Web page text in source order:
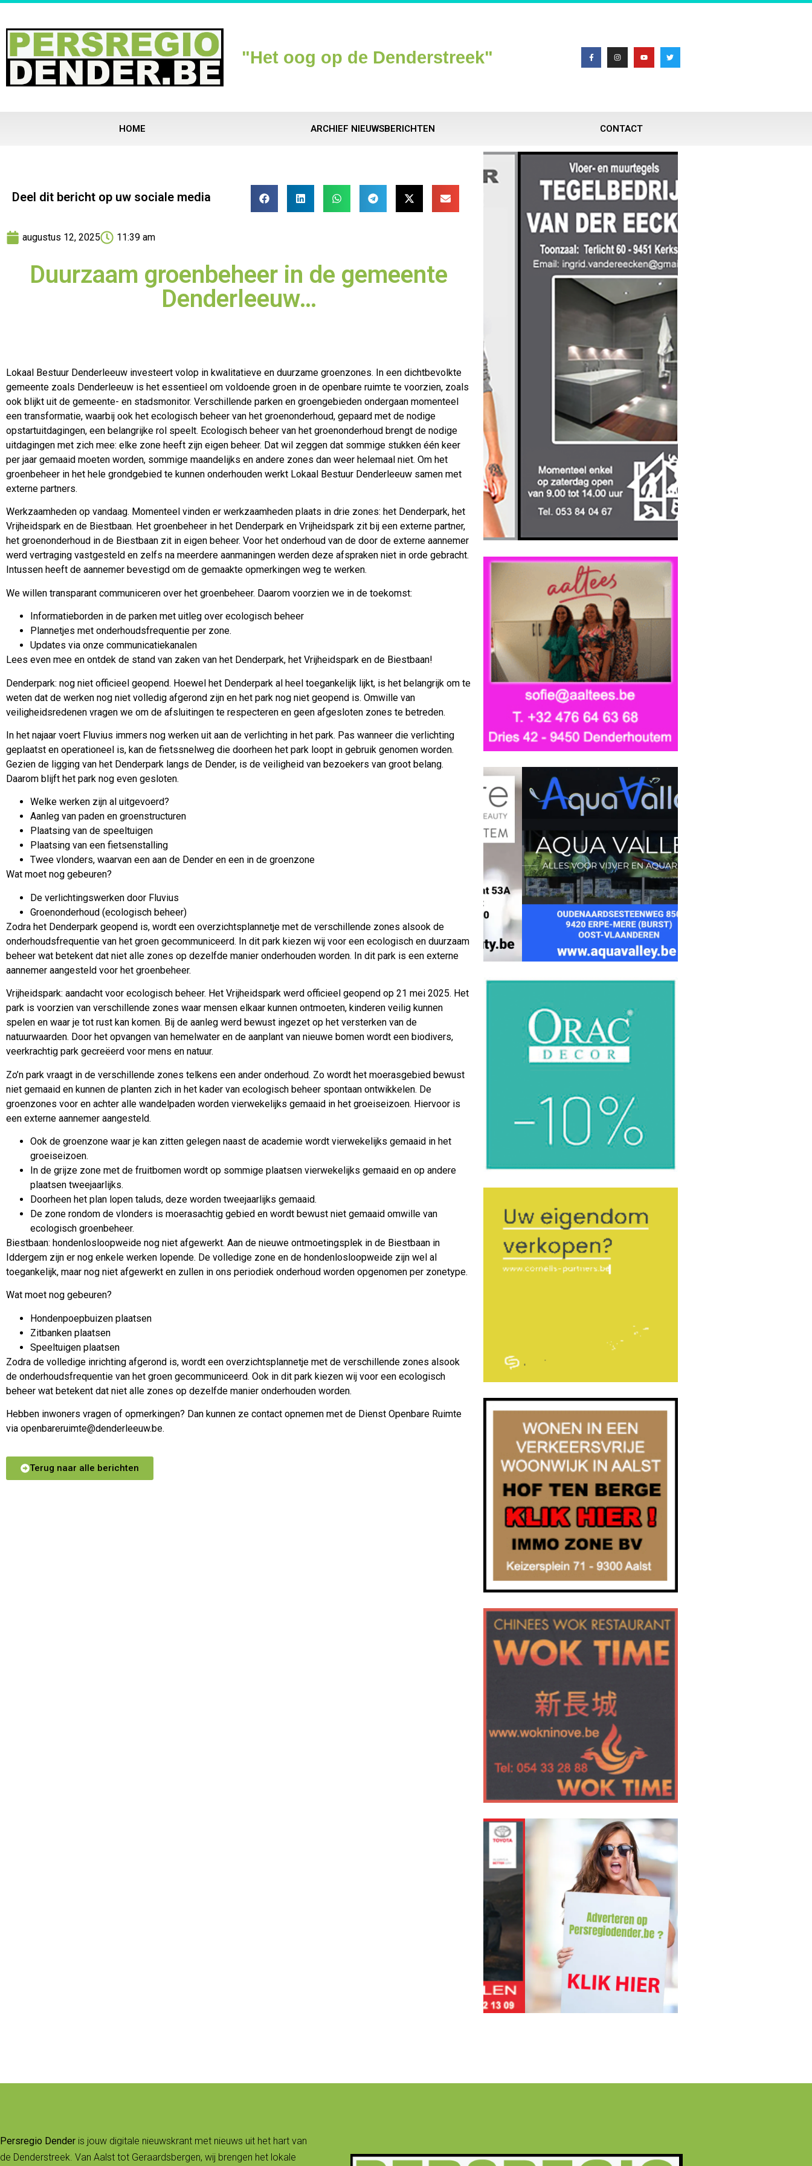
"Het oog op de Denderstreek"
HOME ARCHIEF NIEUWSBERICHTEN CONTACT
Deel dit bericht op uw sociale media
augustus 12, 2025 11:39 am
Duurzaam groenbeheer in de gemeente
Denderleeuw…
Lokaal Bestuur Denderleeuw investeert volop in kwalitatieve en duurzame groenzones. In een dichtbevolkte
gemeente zoals Denderleeuw is het essentieel om voldoende groen in de openbare ruimte te voorzien, zoals
ook blijkt uit de gemeente- en stadsmonitor. Verschillende parken en groengebieden ondergaan momenteel
een transformatie, waarbij ook het ecologisch beheer van het groenonderhoud, gepaard met de nodige
opstartuitdagingen, een belangrijke rol speelt. Ecologisch beheer van het groenonderhoud brengt de nodige
uitdagingen met zich mee: elke zone heeft zijn eigen beheer. Dat wil zeggen dat sommige stukken één keer
per jaar gemaaid moeten worden, sommige maandelijks en andere zones dan weer helemaal niet. Om het
groenbeheer in het hele grondgebied te kunnen onderhouden werkt Lokaal Bestuur Denderleeuw samen met
externe partners.
Werkzaamheden op vandaag. Momenteel vinden er werkzaamheden plaats in drie zones: het Denderpark, het
Vrijheidspark en de Biestbaan. Het groenbeheer in het Denderpark en Vrijheidspark zit bij een externe partner,
het groenonderhoud in de Biestbaan zit in eigen beheer. Voor het onderhoud van de door de externe aannemer
werd vertraging vastgesteld en zelfs na meerdere aanmaningen werden deze afspraken niet in orde gebracht.
Intussen heeft de aannemer bevestigd om de gemaakte opmerkingen weg te werken.
We willen transparant communiceren over het groenbeheer. Daarom voorzien we in de toekomst:
Informatieborden in de parken met uitleg over ecologisch beheer
Plannetjes met onderhoudsfrequentie per zone.
Updates via onze communicatiekanalen
Lees even mee en ontdek de stand van zaken van het Denderpark, het Vrijheidspark en de Biestbaan!
Denderpark: nog niet officieel geopend. Hoewel het Denderpark al heel toegankelijk lijkt, is het belangrijk om te
weten dat de werken nog niet volledig afgerond zijn en het park nog niet geopend is. Omwille van
veiligheidsredenen vragen we om de afsluitingen te respecteren en geen afgesloten zones te betreden.
In het najaar voert Fluvius immers nog werken uit aan de verlichting in het park. Pas wanneer die verlichting
geplaatst en operationeel is, kan de fietssnelweg die doorheen het park loopt in gebruik genomen worden.
Gezien de ligging van het Denderpark langs de Dender, is de veiligheid van bezoekers van groot belang.
Daarom blijft het park nog even gesloten.
Welke werken zijn al uitgevoerd?
Aanleg van paden en groenstructuren
Plaatsing van de speeltuigen
Plaatsing van een fietsenstalling
Twee vlonders, waarvan een aan de Dender en een in de groenzone
Wat moet nog gebeuren?
De verlichtingswerken door Fluvius
Groenonderhoud (ecologisch beheer)
Zodra het Denderpark geopend is, wordt een overzichtsplannetje met de verschillende zones alsook de
onderhoudsfrequentie van het groen gecommuniceerd. In dit park kiezen wij voor een ecologisch en duurzaam
beheer wat betekent dat niet alle zones op dezelfde manier onderhouden worden. In dit park is een externe
aannemer aangesteld voor het groenbeheer.
Vrijheidspark: aandacht voor ecologisch beheer. Het Vrijheidspark werd officieel geopend op 21 mei 2025. Het
park is voorzien van verschillende zones waar mensen elkaar kunnen ontmoeten, kinderen veilig kunnen
spelen en waar je tot rust kan komen. Bij de aanleg werd bewust ingezet op het versterken van de
natuurwaarden. Door het opvangen van hemelwater en de aanplant van nieuwe bomen wordt een biodivers,
veerkrachtig park gecreëerd voor mens en natuur.
Zo’n park vraagt in de verschillende zones telkens een ander onderhoud. Zo wordt het moerasgebied bewust
niet gemaaid en kunnen de planten zich in het kader van ecologisch beheer spontaan ontwikkelen. De
groenzones voor en achter alle wandelpaden worden vierwekelijks gemaaid in het groeiseizoen. Hiervoor is
een externe aannemer aangesteld.
Ook de groenzone waar je kan zitten gelegen naast de academie wordt vierwekelijks gemaaid in het
groeiseizoen.
In de grijze zone met de fruitbomen wordt op sommige plaatsen vierwekelijks gemaaid en op andere
plaatsen tweejaarlijks.
Doorheen het plan lopen taluds, deze worden tweejaarlijks gemaaid.
De zone rondom de vlonders is moerasachtig gebied en wordt bewust niet gemaaid omwille van
ecologisch groenbeheer.
Biestbaan: hondenlosloopweide nog niet afgewerkt. Aan de nieuwe ontmoetingsplek in de Biestbaan in
Iddergem zijn er nog enkele werken lopende. De volledige zone en de hondenlosloopweide zijn wel al
toegankelijk, maar nog niet afgewerkt en zullen in ons periodiek onderhoud worden opgenomen per zonetype.
Wat moet nog gebeuren?
Hondenpoepbuizen plaatsen
Zitbanken plaatsen
Speeltuigen plaatsen
Zodra de volledige inrichting afgerond is, wordt een overzichtsplannetje met de verschillende zones alsook
de onderhoudsfrequentie van het groen gecommuniceerd. Ook in dit park kiezen wij voor een ecologisch
beheer wat betekent dat niet alle zones op dezelfde manier onderhouden worden.
Hebben inwoners vragen of opmerkingen? Dan kunnen ze contact opnemen met de Dienst Openbare Ruimte
via openbareruimte@denderleeuw.be.
Terug naar alle berichten
Persregio Dender is jouw digitale nieuwskrant met nieuws uit het hart van
de Denderstreek. Van Aalst tot Geraardsbergen, wij brengen het lokale